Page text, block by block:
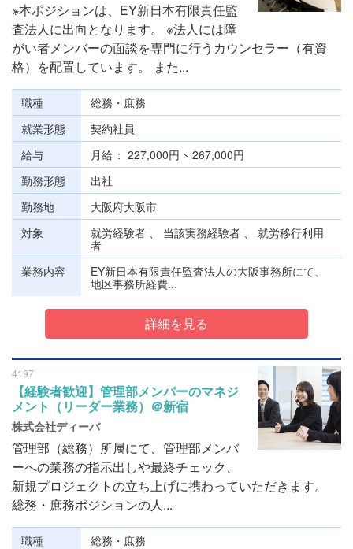
※本ポジションは、EY新日本有限責任監
査法人に出向となります。 ※法人には障
がい者メンバーの面談を専門に行うカウンセラー（有資
格）を配置しています。 また...
職種
総務・庶務
就業形態
契約社員
給与
月給
227,000円 ~ 267,000円
勤務形態
出社
勤務地
大阪府大阪市
対象
就労経験者 、 当該実務経験者 、 就労移行利用
者
業務内容
EY新日本有限責任監査法人の大阪事務所にて、
地区事務所経費...
詳細を見る
4197
【経験者歓迎】管理部メンバーのマネジ
メント（リーダー業務）＠新宿
株式会社ディーバ
管理部（総務）所属にて、管理部メンバ
ーへの業務の指示出しや最終チェック、
新規プロジェクトの立ち上げに携わっていただきます。
総務・庶務ポジションの人...
職種 総務・庶務